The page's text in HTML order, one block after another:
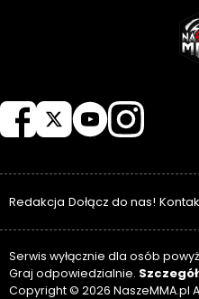
Redakcja Dołącz do nas!
Serwis wyłącznie dla osób
Graj odpowiedzialnie.
Copyright © 2026 NaszeMMA.pl